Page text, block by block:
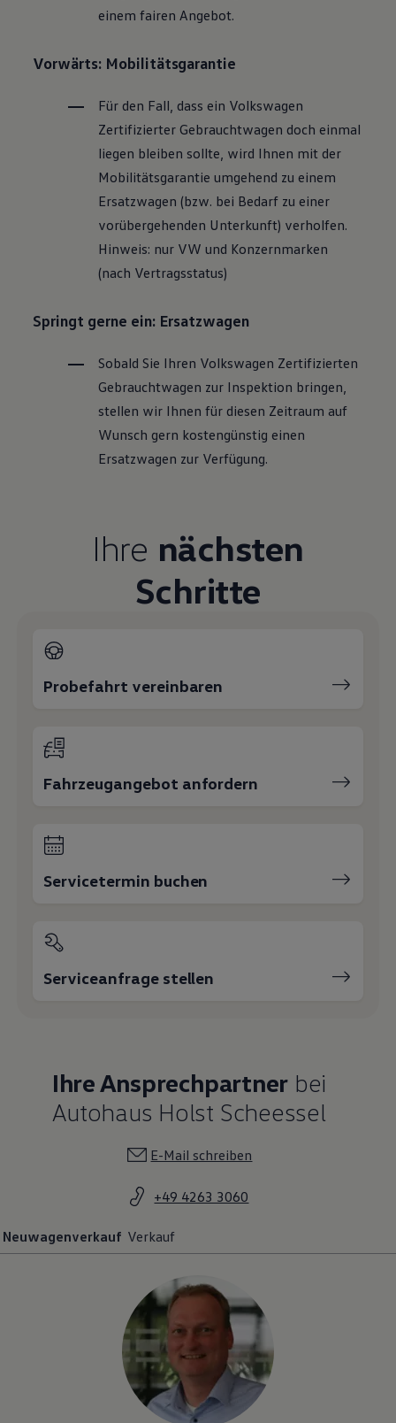
einem fairen Angebot.
Vorwärts: Mobilitätsgarantie
Für den Fall, dass ein Volkswagen
Zertifizierter Gebrauchtwagen doch einmal
liegen bleiben sollte, wird Ihnen mit der
Mobilitätsgarantie umgehend zu einem
Ersatzwagen (bzw. bei Bedarf zu einer
vorübergehenden Unterkunft) verholfen.
Hinweis: nur VW und Konzernmarken
(nach Vertragsstatus)
Springt gerne ein: Ersatzwagen
Sobald Sie Ihren Volkswagen Zertifizierten
Gebrauchtwagen zur Inspektion bringen,
stellen wir Ihnen für diesen Zeitraum auf
Wunsch gern kostengünstig einen
Ersatzwagen zur Verfügung.
Ihre nächsten
Schritte
Probefahrt vereinbaren
Fahrzeugangebot anfordern
Servicetermin buchen
Serviceanfrage stellen
Ihre Ansprechpartner bei
Autohaus Holst Scheessel
E-Mail schreiben
+49 4263 3060
Neuwagenverkauf Verkauf